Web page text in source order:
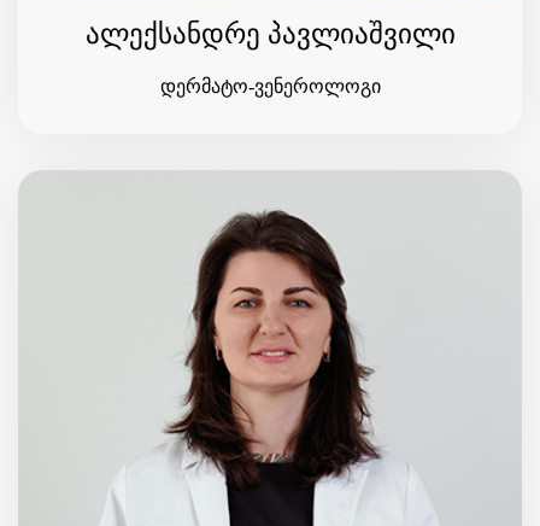
ალექსანდრე პავლიაშვილი
დერმატო-ვენეროლოგი